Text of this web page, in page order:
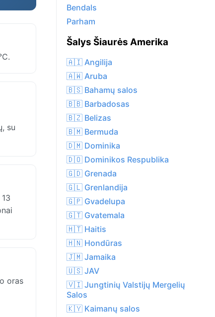
su
oras
Bendals
Parham
Šalys Šiaurės Amerika
🇦🇮 Angilija
🇦🇼 Aruba
🇧🇸 Bahamų salos
🇧🇧 Barbadosas
🇧🇿 Belizas
🇧🇲 Bermuda
🇩🇲 Dominika
🇩🇴 Dominikos Respublika
🇬🇩 Grenada
🇬🇱 Grenlandija
🇬🇵 Gvadelupa
🇬🇹 Gvatemala
🇭🇹 Haitis
🇭🇳 Hondūras
🇯🇲 Jamaika
🇺🇸 JAV
🇻🇮 Jungtinių Valstijų Mergelių
Salos
🇰🇾 Kaimanų salos